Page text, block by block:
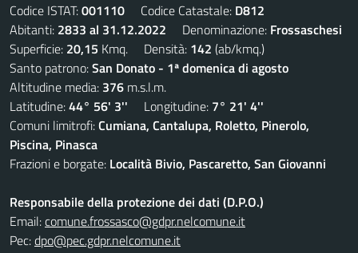
Codice ISTAT:001110 Codice Catastale: D812
Abitanti: 2833 al 31.12.2022 Denominazione: Frossaschesi
Superficie: 20,15 Kmq. Densità: 142 (ab/kmq.)
Santo patrono:San Donato - 1ª domenica di agosto
Altitudine media: 376 m.s.l.m.
Latitudine:44° 56' 3'' Longitudine: 7° 21' 4''
Comuni limitrofi:Cumiana, Cantalupa, Roletto, Pinerolo,
Piscina, Pinasca
Frazioni e borgate: Località Bivio, Pascaretto, San Giovanni
Responsabile della protezione dei dati (D.P.O.)
Email:comune.frossasco@gdpr.nelcomune.it
Pec:dpo@pec.gdpr.nelcomune.it